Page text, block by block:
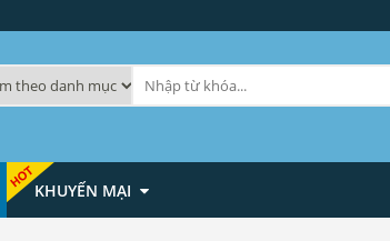
KHUYẾN MẠI